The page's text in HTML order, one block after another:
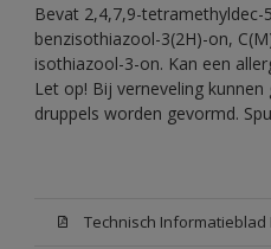
Bevat 2,4,7,9-tetramethyldec-
benzisothiazool-3(2H)-on,
isothiazool-3-on. Kan een
Let op! Bij verneveling
druppels worden gevormd.